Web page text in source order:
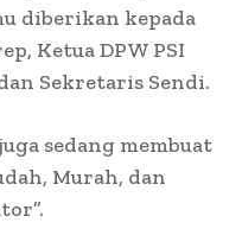
diberikan kepada
Ketua DPW PSI
Sekretaris Sendi.
sedang membuat
Murah, dan